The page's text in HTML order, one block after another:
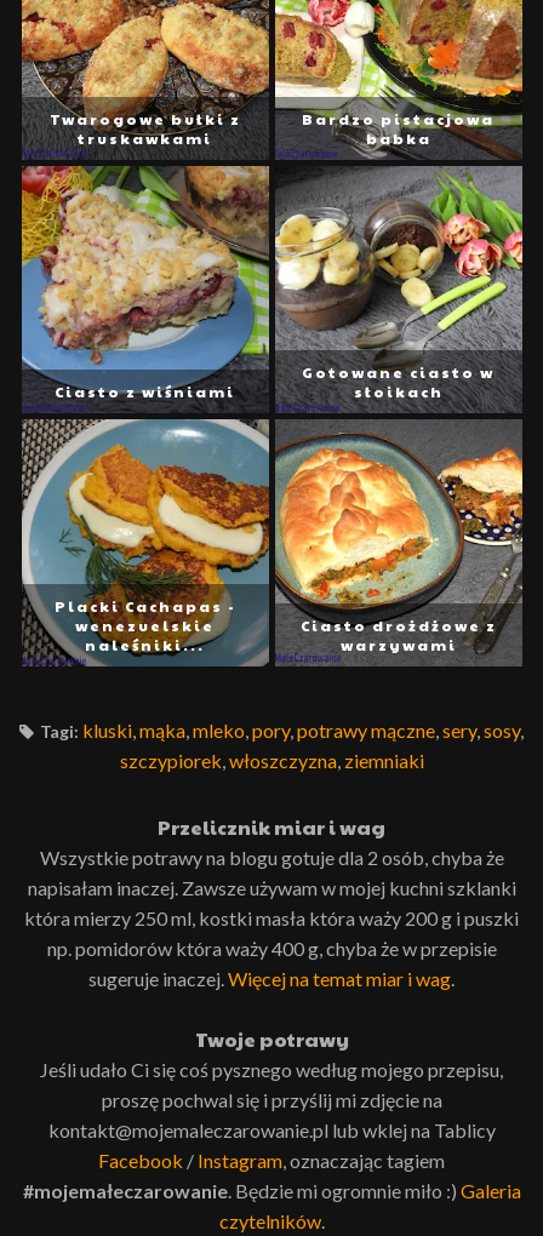
Twarogowe bułki z
truskawkami
Bardzo pistacjowa
babka
Ciasto z wiśniami
Gotowane ciasto w
słoikach
Placki Cachapas -
wenezuelskie
naleśniki...
Ciasto drożdżowe z
warzywami
Tagi: kluski mąka mleko pory, potrawy mączne sery, sosy,
szczypiorek włoszczyzna, ziemniaki
Przelicznik miar i wag
Wszystkie potrawy na blogu gotuje dla 2 osób, chyba że
napisałam inaczej. Zawsze używam w mojej kuchni szklanki
która mierzy 250 ml, kostki masła która waży 200 g i puszki
np. pomidorów która waży 400 g, chyba że w przepisie
sugeruje inaczej. Więcej na temat miar i wag
Twoje potrawy
Jeśli udało Ci się coś pysznego według mojego przepisu,
proszę pochwal się i przyślij mi zdjęcie na
kontakt@mojemaleczarowanie.pl lub wklej na Tablicy
Facebook / Instagram , oznaczając tagiem
#mojemałeczarowanie. Będzie mi ogromnie miło :) Galeria
czytelników.